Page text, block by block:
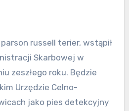
Skarbowej w
zeszłego roku. Będzie
Urzędzie Celno-
jako pies detekcyjny